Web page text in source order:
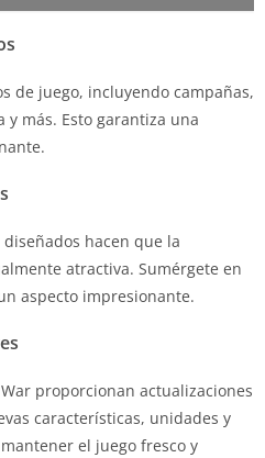
de juego, incluyendo campañas,
más. Esto garantiza una
hacen que la
atractiva. Sumérgete en
aspecto impresionante.
proporcionan actualizaciones
características, unidades y
el juego fresco y